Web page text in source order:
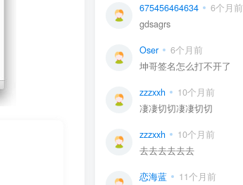
675456464634 6个月前
gdsagrs
Oser 6个月前
坤哥签名怎么打不开了
zzzxxh 10个月前
凄凄切切凄凄切切
zzzxxh 10个月前
去去去去去去
恋海蓝 11个月前